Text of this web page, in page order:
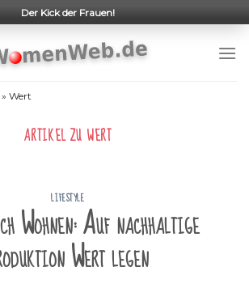
Der Kick der Frauen!
» Wert
ARTIKEL ZU WERT
LIFESTYLE
Wohnen: Auf nachhaltige
Wert legen